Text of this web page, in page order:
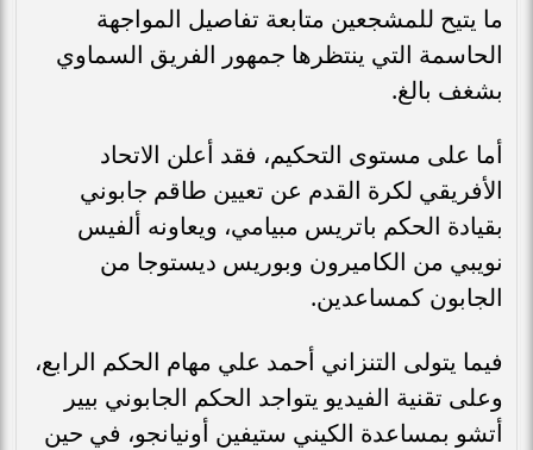
ما يتيح للمشجعين متابعة تفاصيل المواجهة
الحاسمة التي ينتظرها جمهور الفريق السماوي
بشغف بالغ.
أما على مستوى التحكيم، فقد أعلن الاتحاد
الأفريقي لكرة القدم عن تعيين طاقم جابوني
بقيادة الحكم باتريس مبيامي، ويعاونه ألفيس
نويبي من الكاميرون وبوريس ديستوجا من
الجابون كمساعدين.
فيما يتولى التنزاني أحمد علي مهام الحكم الرابع،
وعلى تقنية الفيديو يتواجد الحكم الجابوني بيير
أتشو بمساعدة الكيني ستيفين أونيانجو، في حين